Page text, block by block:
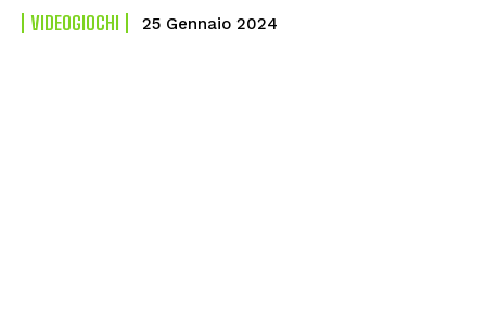
VIDEOGIOCHI 25 Gennaio 2024